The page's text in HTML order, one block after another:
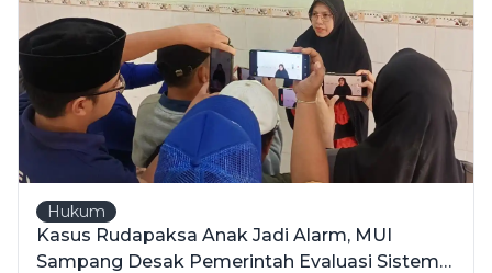
Hukum
Kasus Rudapaksa Anak Jadi Alarm, MUI
Sampang Desak Pemerintah Evaluasi Sistem